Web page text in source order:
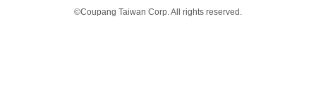
©Coupang Taiwan Corp. All rights reserved.